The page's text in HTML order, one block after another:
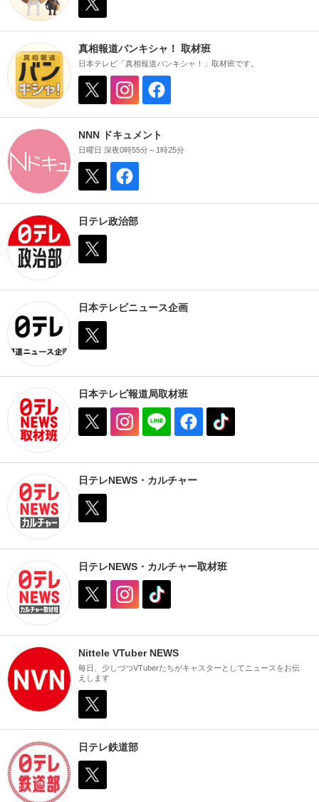
真相報道バンキシャ！ 取材班
日本テレビ「真相報道バンキシャ！」取材班です。
NNN ドキュメント
日曜日 深夜0時55分～1時25分
日テレ政治部
日本テレビニュース企画
日本テレビ報道局取材班
日テレNEWS・カルチャー
日テレNEWS・カルチャー取材班
Nittele VTuber NEWS
毎日、少しづつVTuberたちがキャスターとしてニュースをお伝
えします
日テレ鉄道部